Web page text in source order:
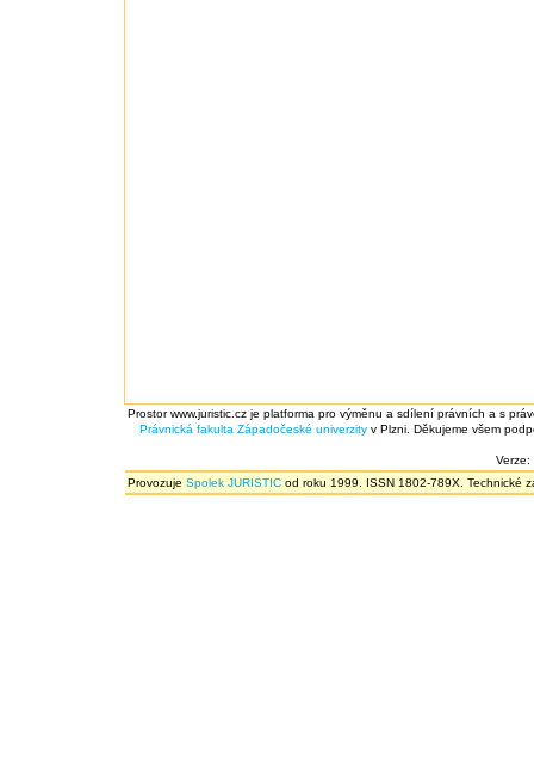
Prostor www.juristic.cz je platforma pro výměnu a sdílení právních a s
Právnická fakulta Západočeské univerzity v Plzni. Děkujeme všem
Verze:
Provozuje Spolek JURISTIC od roku 1999. ISSN 1802-789X. Technické